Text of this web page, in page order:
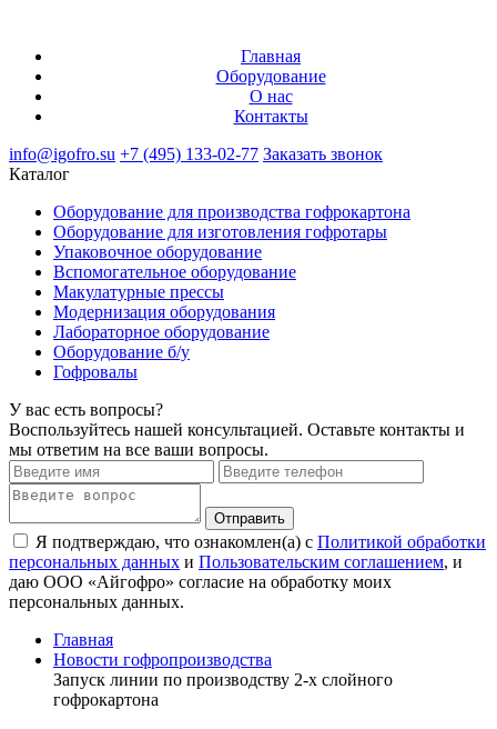
Главная
Оборудование
О нас
Контакты
info@igofro.su +7 (495) 133-02-77 Заказать звонок
Каталог
Оборудование для производства гофрокартона
Оборудование для изготовления гофротары
Упаковочное оборудование
Вспомогательное оборудование
Макулатурные прессы
Модернизация оборудования
Лабораторное оборудование
Оборудование б/у
Гофровалы
У вас есть вопросы?
Воспользуйтесь нашей консультацией. Оставьте контакты и
мы ответим на все ваши вопросы.
Я подтверждаю, что ознакомлен(а) с Политикой обработки
персональных данных и Пользовательским соглашением, и
даю ООО «Айгофро» согласие на обработку моих
персональных данных.
Главная
Новости гофропроизводства
Запуск линии по производству 2-х слойного
гофрокартона